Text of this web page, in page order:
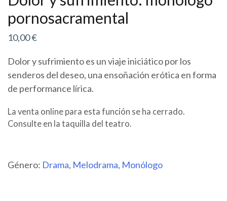
pornosacramental
10,00€
Dolor y sufrimiento es un viaje iniciático por los
senderos del deseo, una ensoñación erótica en forma
de performance lírica.
La venta online para esta función se ha cerrado.
Consulte en la taquilla del teatro.
Género: Drama, Melodrama, Monólogo